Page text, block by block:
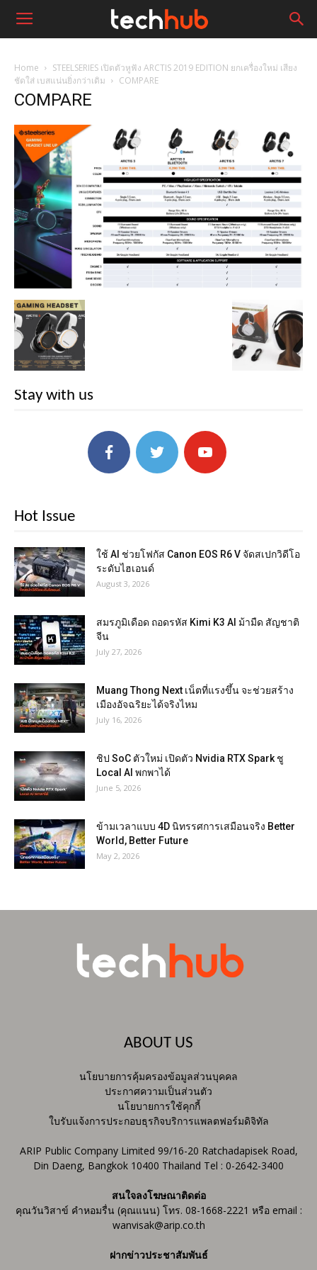
Home
STEELSERIES เปิดตัวหูฟัง ARCTIS 2019 EDITION ยกเครื่องใหม่ เสียง
ชัดใส่ เบสแน่นยิ่งกว่าเดิม
COMPARE
COMPARE
Stay with us
Hot Issue
ใช้ AI ช่วยโฟกัส Canon EOS R6 V จัดสเปกวิดีโอ
ระดับไฮเอนด์
August 3, 2026
สมรภูมิเดือด ถอดรหัส Kimi K3 AI ม้ามืด สัญชาติ
จีน
July 27, 2026
Muang Thong Next เน็ตที่แรงขึ้น จะช่วยสร้าง
เมืองอัจฉริยะได้จริงไหม
July 16, 2026
ชิป SoC ตัวใหม่ เปิดตัว Nvidia RTX Spark ชู
Local AI พกพาได้
June 5, 2026
ข้ามเวลาแบบ 4D นิทรรศการเสมือนจริง Better
World, Better Future
May 2, 2026
ABOUT US
นโยบายการคุ้มครองข้อมูลส่วนบุคคล
ประกาศความเป็นส่วนตัว
นโยบายการใช้คุกกี้
ใบรับแจ้งการประกอบธุรกิจบริการแพลตฟอร์มดิจิทัล
ARIP Public Company Limited 99/16-20 Ratchadapisek Road,
Din Daeng, Bangkok 10400 Thailand Tel : 0-2642-3400
สนใจลงโฆษณาติดต่อ
คุณวันวิสาข์ คำหอมรื่น (คุณแนน) โทร. 08-1668-2221 หรือ email :
wanvisak@arip.co.th
ฝากข่าวประชาสัมพันธ์